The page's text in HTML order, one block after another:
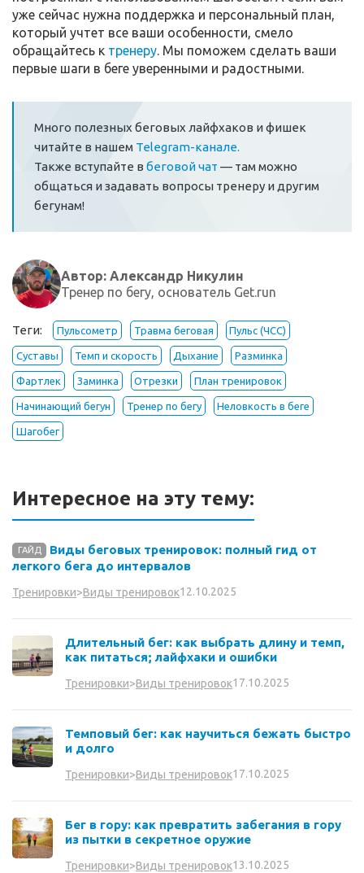
уже сейчас нужна поддержка и персональный план,
который учтет все ваши особенности, смело
обращайтесь к тренеру. Мы поможем сделать ваши
первые шаги в беге уверенными и радостными.
Много полезных беговых лайфхаков и фишек
читайте в нашем Telegram-канале.
Также вступайте в беговой чат — там можно
общаться и задавать вопросы тренеру и другим
бегунам!
Автор: Александр Никулин
Тренер по бегу, основатель Get.run
Теги: Пульсометр Травма беговая Пульс (ЧСС)
Суставы Темп и скорость Дыхание Разминка
Фартлек Заминка Отрезки План тренировок
Начинающий бегун Тренер по бегу Неловкость в беге
Шагобег
Интересное на эту тему:
ГАЙД
Виды беговых тренировок: полный гид от
легкого бега до интервалов
Тренировки>Виды тренировок12.10.2025
Длительный бег: как выбрать длину и темп,
как питаться; лайфхаки и ошибки
Тренировки>Виды тренировок17.10.2025
Темповый бег: как научиться бежать быстро
и долго
Тренировки>Виды тренировок17.10.2025
Бег в гору: как превратить забегания в гору
из пытки в секретное оружие
Тренировки>Виды тренировок13.10.2025